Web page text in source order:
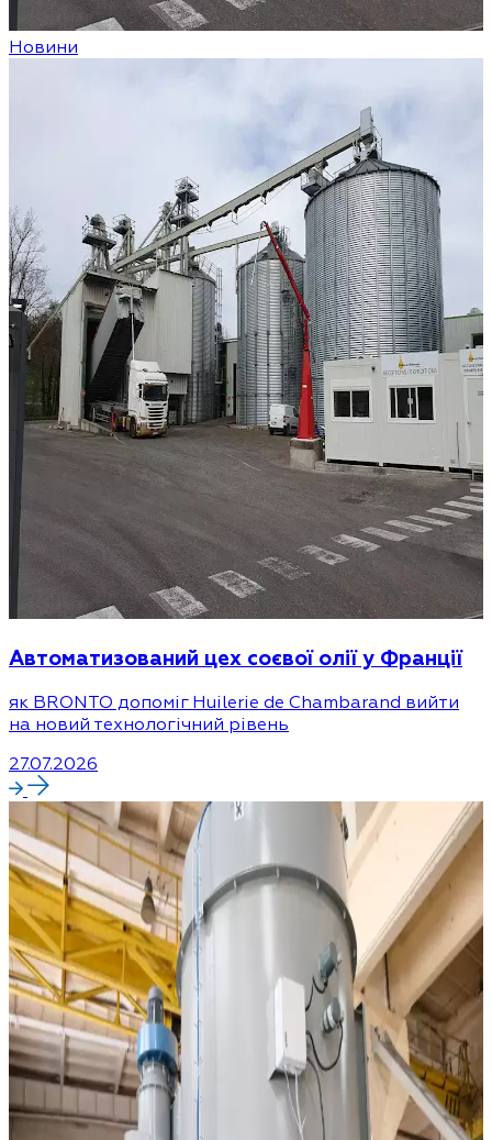
Новини
Автоматизований цех соєвої олії у Франції
як BRONTO допоміг Huilerie de Chambarand вийти
на новий технологічний рівень
27.07.2026